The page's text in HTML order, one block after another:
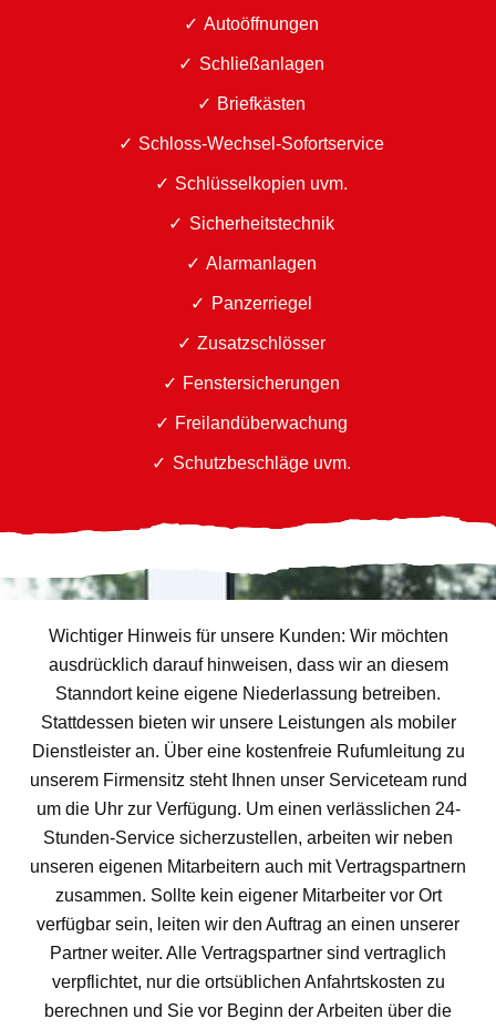
Autoöffnungen
Schließanlagen
Briefkästen
Schloss-Wechsel-Sofortservice
Schlüsselkopien uvm.
Sicherheitstechnik
Alarmanlagen
Panzerriegel
Zusatzschlösser
Fenstersicherungen
Freilandüberwachung
Schutzbeschläge uvm.
Wichtiger Hinweis für unsere Kunden: Wir möchten
ausdrücklich darauf hinweisen, dass wir an diesem
Stanndort keine eigene Niederlassung betreiben.
Stattdessen bieten wir unsere Leistungen als mobiler
Dienstleister an. Über eine kostenfreie Rufumleitung zu
unserem Firmensitz steht Ihnen unser Serviceteam rund
um die Uhr zur Verfügung. Um einen verlässlichen 24-
Stunden-Service sicherzustellen, arbeiten wir neben
unseren eigenen Mitarbeitern auch mit Vertragspartnern
zusammen. Sollte kein eigener Mitarbeiter vor Ort
verfügbar sein, leiten wir den Auftrag an einen unserer
Partner weiter. Alle Vertragspartner sind vertraglich
verpflichtet, nur die ortsüblichen Anfahrtskosten zu
berechnen und Sie vor Beginn der Arbeiten über die